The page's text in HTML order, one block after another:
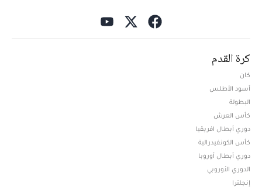
كرة القدم
كان
أسود الأطلس
البطولة
كأس العرش
دوري أبطال افريقيا
كأس الكونفيدرالية
دوري أبطال أوروبا
الدوري الأوروبي
إنجلترا